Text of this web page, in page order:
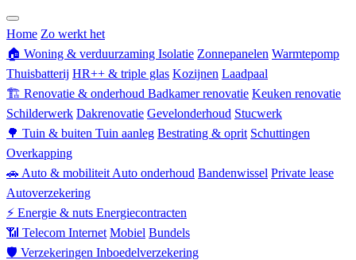
Home Zo werkt het
🏠 Woning & verduurzaming Isolatie Zonnepanelen Warmtepomp
Thuisbatterij HR++ & triple glas Kozijnen Laadpaal
🏗 Renovatie & onderhoud Badkamer renovatie Keuken renovatie
Schilderwerk Dakrenovatie Gevelonderhoud Stucwerk
🌳 Tuin & buiten Tuin aanleg Bestrating & oprit Schuttingen
Overkapping
🚗 Auto & mobiliteit Auto onderhoud Bandenwissel Private lease
Autoverzekering
⚡ Energie & nuts Energiecontracten
📶 Telecom Internet Mobiel Bundels
🛡 Verzekeringen Inboedelverzekering